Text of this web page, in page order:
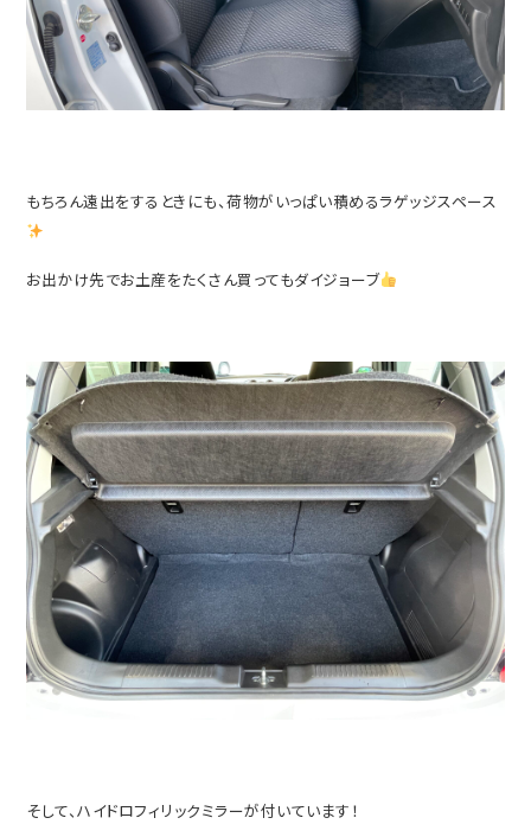
もちろん遠出をするときにも、荷物がいっぱい積めるラゲッジスペース
お出かけ先でお土産をたくさん買ってもダイジョーブ
そして、ハイドロフィリックミラーが付いています！